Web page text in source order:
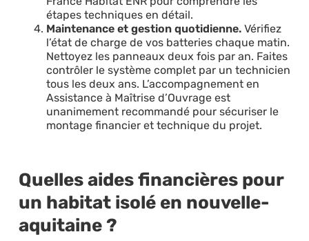
étapes techniques en détail.
Maintenance et gestion quotidienne.Vérifiez
l’état de charge de vos batteries chaque matin.
Nettoyez les panneaux deux fois par an. Faites
contrôler le système complet par un technicien
tous les deux ans. L’accompagnement en
Assistance à Maîtrise d’Ouvrage est
unanimement recommandé pour sécuriser le
montage financier et technique du projet.
Quelles aides financières pour
un habitat isolé en nouvelle-
aquitaine ?